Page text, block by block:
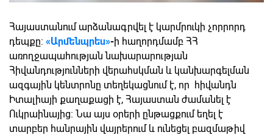
Հայաստանում արձանագրվել է կարմրուկի չորրորդ
դեպքը: «Արմենպրես»-ի հաղորդմամբ ՀՀ
առողջապահության նախարարության
Հիվանդությունների վերահսկման և կանխարգելման
ազգային կենտրոնը տեղեկացնում է, որ հիվանդն
Իտալիայի քաղաքացի է, Հայաստան ժամանել է
Ուկրաինայից։ Նա այս օրերի ընթացքում եղել է
տարբեր հանրային վայրերում և ունեցել բազմաթիվ